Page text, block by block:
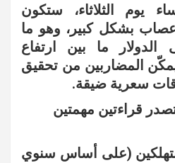
يوم الثلاثاء، ستكون
بشكل كبير، وهو ما
الدولار ما بين ارتفاع
المضاربين من تحقيق
سعرية ضيقة.
قراءتين مهمتين
(على أساس سنوي